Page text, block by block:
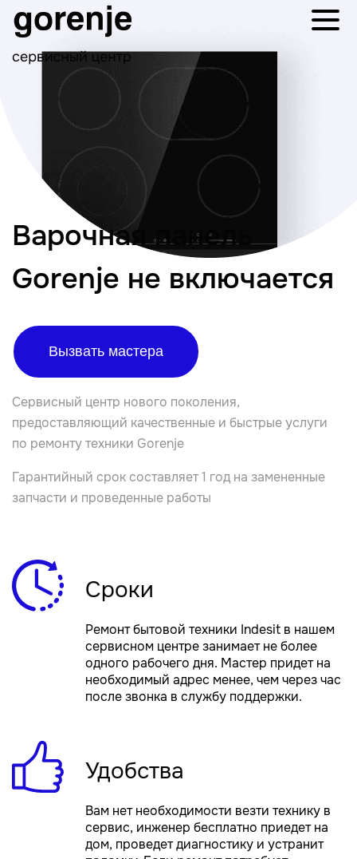
Варочная панель
Gorenje не включается
Вызвать мастера
Сервисный центр нового поколения,
предоставляющий качественные и быстрые услуги
по ремонту техники Gorenje
Гарантийный срок составляет 1 год на замененные
запчасти и проведенные работы
Сроки
Ремонт бытовой техники Indesit в нашем
сервисном центре занимает не более
одного рабочего дня. Мастер придет на
необходимый адрес менее, чем через час
после звонка в службу поддержки.
Удобства
Вам нет необходимости везти технику в
сервис, инженер бесплатно приедет на
дом, проведет диагностику и устранит